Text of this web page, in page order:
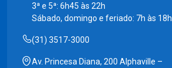
3ª e 5ª: 6h45 às 22h
Sábado, domingo e feriado: 7h às 18h
(31) 3517-3000
Av. Princesa Diana, 200 Alphaville –